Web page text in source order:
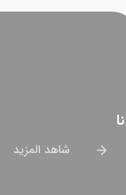
شاهد المزيد